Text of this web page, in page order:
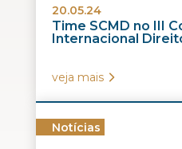
20.05.24
Time SCMD no III
Internacional
veja mais
Notícias